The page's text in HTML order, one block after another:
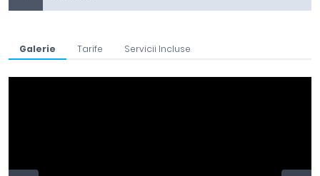
Galerie Tarife Servicii Incluse